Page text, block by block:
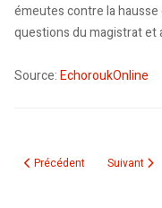
émeutes contre la
questions du magistrat et
Source:EchoroukOnline
Article précédent : Nadir
Précédent Article
Suivant